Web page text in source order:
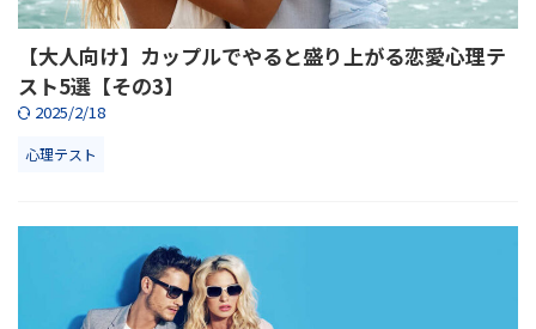
【大人向け】カップルでやると盛り上がる恋愛心理テ
スト5選【その3】
2025/2/18
心理テスト